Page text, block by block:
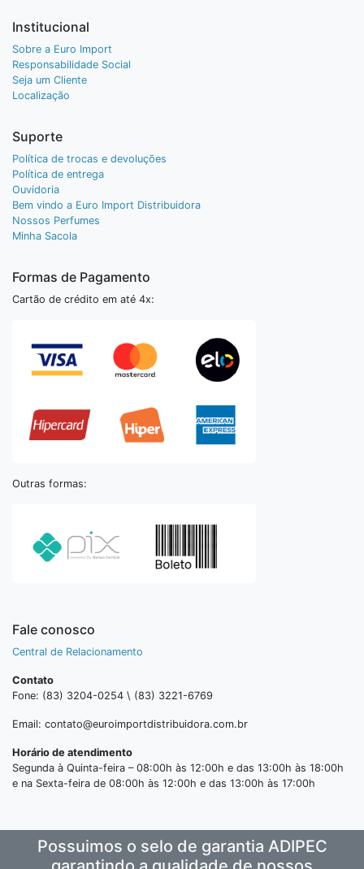
Institucional
Sobre a Euro Import
Responsabilidade Social
Seja um Cliente
Localização
Suporte
Política de trocas e devoluções
Política de entrega
Ouvidoria
Bem vindo a Euro Import Distribuidora
Nossos Perfumes
Minha Sacola
Formas de Pagamento
Cartão de crédito em até 4x:
Outras formas:
Fale conosco
Central de Relacionamento
Contato
Fone: (83) 3204-0254 \ (83) 3221-6769
Email: contato@euroimportdistribuidora.com.br
Horário de atendimento
Segunda à Quinta-feira – 08:00h às 12:00h e das 13:00h às 18:00h
e na Sexta-feira de 08:00h às 12:00h e das 13:00h às 17:00h
Possuimos o selo de garantia ADIPEC